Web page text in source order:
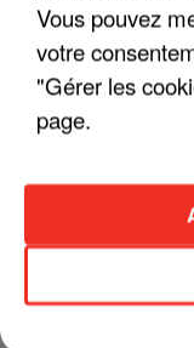
Vous pouvez
votre
"Gérer les
page.